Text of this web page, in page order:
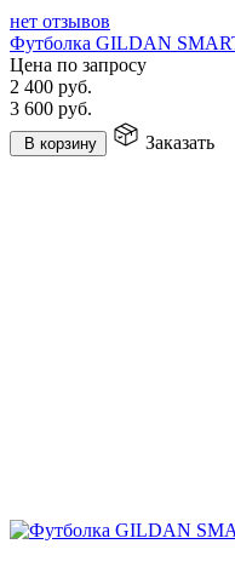
нет отзывов
Футболка GILDAN
Цена по запросу
2 400 руб.
3 600 руб.
В корзину Заказать